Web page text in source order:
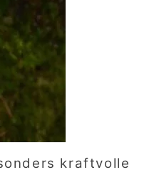
kraftvolle